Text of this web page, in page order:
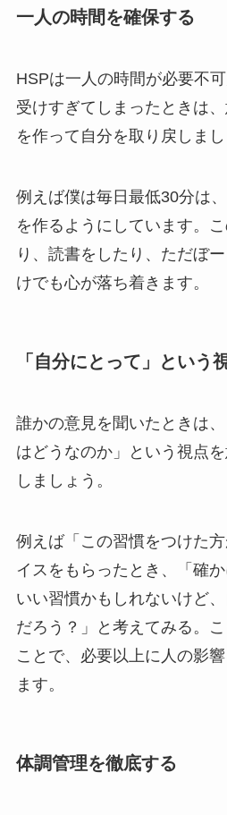
一人の時間を確保する
HSPは一人の時間が必要不
受けすぎてしまったときは
を作って自分を取り戻しまし
例えば僕は毎日最低30分は
を作るようにしています。
り、読書をしたり、ただぼ
けでも心が落ち着きます。
「自分にとって」という
誰かの意見を聞いたときは
はどうなのか」という視点
しましょう。
例えば「この習慣をつけた
イスをもらったとき、「確
いい習慣かもしれないけど
だろう？」と考えてみる。
ことで、必要以上に人の影
ます。
体調管理を徹底する